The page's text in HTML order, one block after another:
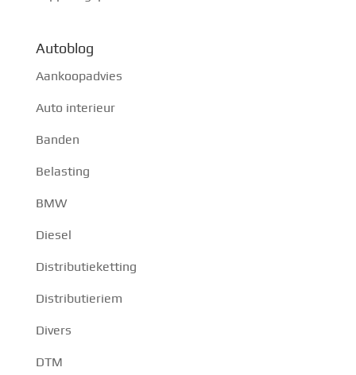
Autoblog
Aankoopadvies
Auto interieur
Banden
Belasting
BMW
Diesel
Distributieketting
Distributieriem
Divers
DTM